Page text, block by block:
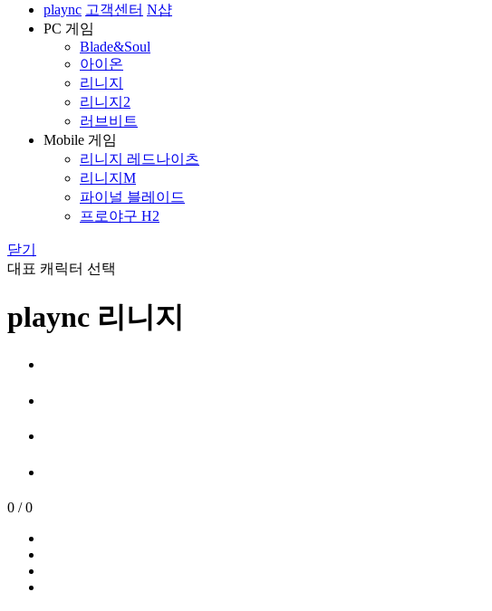
plaync 고객센터 N샵
PC 게임
Blade&Soul
아이온
리니지
리니지2
러브비트
Mobile 게임
리니지 레드나이츠
리니지M
파이널 블레이드
프로야구 H2
닫기
대표 캐릭터 선택
plaync 리니지
0 / 0